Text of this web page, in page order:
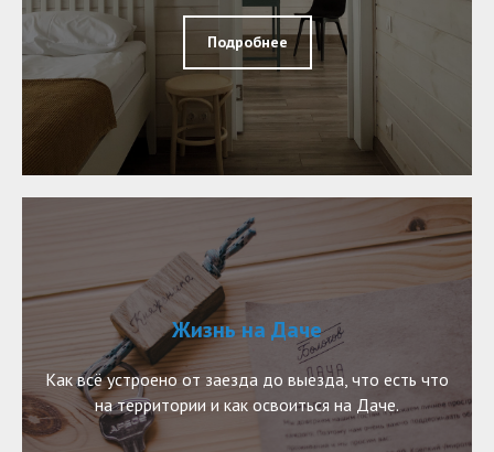
Подробнее
Жизнь на Даче
Как всё устроено от заезда до выезда, что есть что
на территории и как освоиться на Даче.